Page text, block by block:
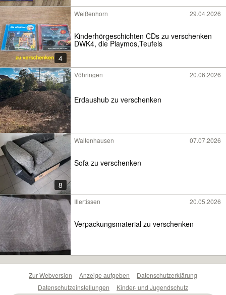
4
Weißenhorn 29.04.2026
Kinderhörgeschichten CDs zu verschenken
DWK4, die Playmos,Teufels
Vöhringen 20.06.2026
Erdaushub zu verschenken
8
Waltenhausen 07.07.2026
Sofa zu verschenken
Illertissen 20.05.2026
Verpackungsmaterial zu verschenken
Zur Webversion Anzeige aufgeben
Datenschutzerklärung
Datenschutzeinstellungen
Kinder- und Jugendschutz